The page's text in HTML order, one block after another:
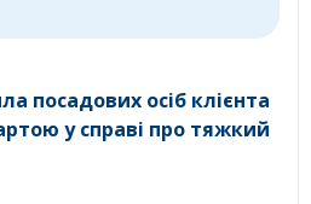
посадових осіб клієнта
у справі про тяжкий